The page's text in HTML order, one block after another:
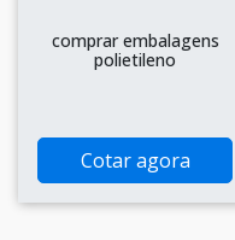
comprar embalagens
polietileno
Cotar agora